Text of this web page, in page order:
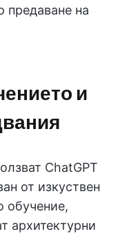
предаване на
и
ChatGPT
от изкуствен
обучение,
архитектурни